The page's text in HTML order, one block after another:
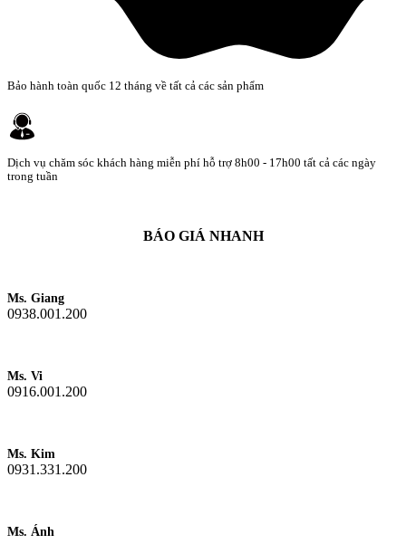
Bảo hành toàn quốc 12 tháng về tất cả các sản phẩm
Dịch vụ chăm sóc khách hàng miễn phí hỗ trợ 8h00 - 17h00 tất cả các ngày
trong tuần
BÁO GIÁ NHANH
Ms. Giang
0938.001.200
Ms. Vi
0916.001.200
Ms. Kim
0931.331.200
Ms. Ánh